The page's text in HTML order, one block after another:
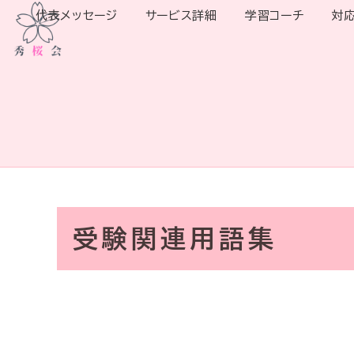
代表メッセージ サービス詳細 学習コーチ 対
受験関連用語集